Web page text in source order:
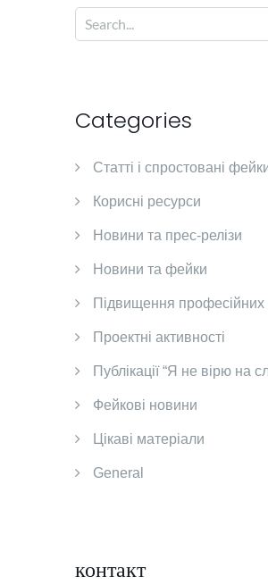
Categories
Cтатті і спростовані
Корисні ресурси
Новини та прес-релізи
Новини та фейки
Підвищення професійних
Проектні активності
Публікації “Я не вірю на
Фейкові новини
Цікаві матеріали
General
контакт